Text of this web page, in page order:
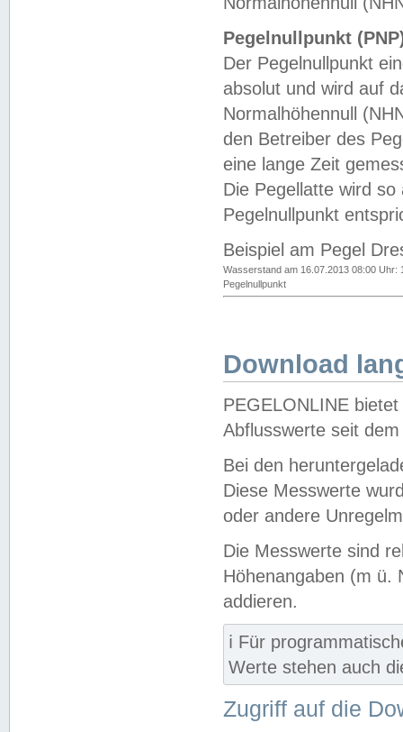
Pegelnullpunkt
Der Pegelnullpunkt
absolut und wird auf
Normalhöhennull
den Betreiber des
eine lange Zeit
Die Pegellatte wird
Pegelnullpunkt
Beispiel am Pegel
Wasserstand am 16.07.2013 08:00 Uhr:
Pegelnullpunkt
Download
PEGELONLINE
Abflusswerte seit
Bei den
Diese Messwerte
oder andere
Die Messwerte sind
Höhenangaben (m ü.
addieren.
ℹ️ Für
Werte stehen auch
Zugriff auf die